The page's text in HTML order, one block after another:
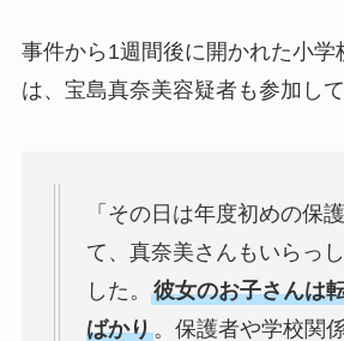
事件から1週間後に開かれた小学
は、宝島真奈美容疑者も参加して
「その日は年度初めの保
て、真奈美さんもいらっ
した。 彼女のお子さんは
ばかり。保護者や学校関